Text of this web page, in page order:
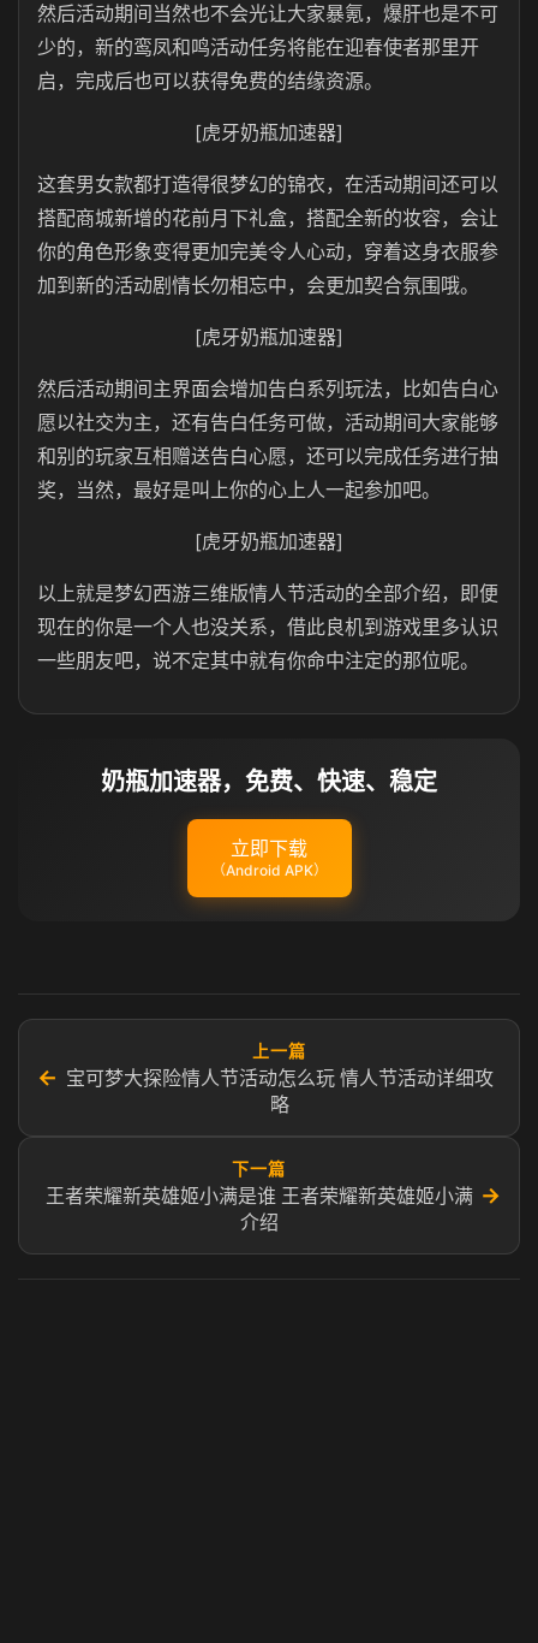
然后活动期间当然也不会光让大家暴氪，爆肝也是不可
少的，新的鸾凤和鸣活动任务将能在迎春使者那里开
启，完成后也可以获得免费的结缘资源。
[虎牙奶瓶加速器]
这套男女款都打造得很梦幻的锦衣，在活动期间还可以
搭配商城新增的花前月下礼盒，搭配全新的妆容，会让
你的角色形象变得更加完美令人心动，穿着这身衣服参
加到新的活动剧情长勿相忘中，会更加契合氛围哦。
[虎牙奶瓶加速器]
然后活动期间主界面会增加告白系列玩法，比如告白心
愿以社交为主，还有告白任务可做，活动期间大家能够
和别的玩家互相赠送告白心愿，还可以完成任务进行抽
奖，当然，最好是叫上你的心上人一起参加吧。
[虎牙奶瓶加速器]
以上就是梦幻西游三维版情人节活动的全部介绍，即便
现在的你是一个人也没关系，借此良机到游戏里多认识
一些朋友吧，说不定其中就有你命中注定的那位呢。
奶瓶加速器，免费、快速、稳定
立即下载
（Android APK）
←
上一篇
宝可梦大探险情人节活动怎么玩 情人节活动详细攻
略
下一篇
王者荣耀新英雄姬小满是谁 王者荣耀新英雄姬小满
介绍
→